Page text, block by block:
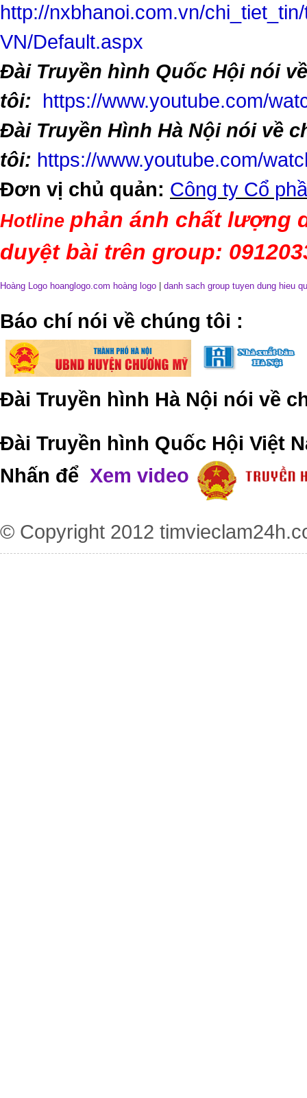
http://nxbhanoi.com.vn/
VN/Default.aspx
Đài Truyền hình Quốc Hội nói
tôi:
https://www.youtube.com/
Đài Truyền Hình Hà Nội nói về
tôi: https://www.youtube.com/
Đơn vị chủ quản: Công ty Cổ
Hotline phản ánh chất lượng
duyệt bài trên group:
Hoàng Logo hoanglogo.com hoàng logo danh sach group tuyen dung hieu
​Báo chí nói về chúng tôi :
Đài Truyền hình Hà Nội nói về
Đài Truyền hình Quốc Hội Việt
Nhấn để Xem video
© Copyright 2012